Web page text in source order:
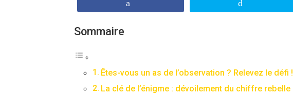
Sommaire
Êtes-vous un as de l’observation ? Relevez le défi !
La clé de l’énigme : dévoilement du chiffre rebelle